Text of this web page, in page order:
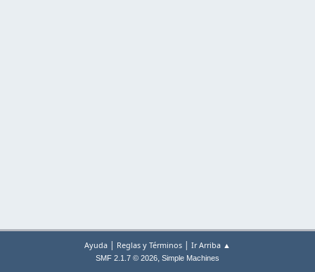
Ayuda | Reglas y Términos | Ir Arriba ▲
SMF 2.1.7 © 2026, Simple Machines